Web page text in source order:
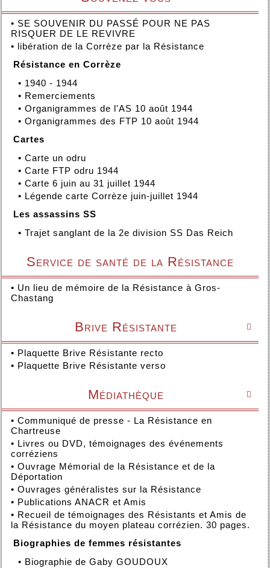
• SE SOUVENIR DU PASSÉ POUR NE PAS
RISQUER DE LE REVIVRE
• libération de la Corrèze par la Résistance
Résistance en Corrèze
• 1940 - 1944
• Remerciements
• Organigrammes de l'AS 10 août 1944
• Organigrammes des FTP 10 août 1944
Cartes
• Carte un odru
• Carte FTP odru 1944
• Carte 6 juin au 31 juillet 1944
• Légende carte Corrèze juin-juillet 1944
Les assassins SS
• Trajet sanglant de la 2e division SS Das Reich
Service de santé de la Résistance
• Un lieu de mémoire de la Résistance à Gros-
Chastang

Brive Résistante
• Plaquette Brive Résistante recto
• Plaquette Brive Résistante verso

Médiathèque
• Communiqué de presse - La Résistance en
Chartreuse
• Livres ou DVD, témoignages des événements
corréziens
• Ouvrage Mémorial de la Résistance et de la
Déportation
• Ouvrages généralistes sur la Résistance
• Publications ANACR et Amis
• Recueil de témoignages des Résistants et Amis de
la Résistance du moyen plateau corrézien. 30 pages.
Biographies de femmes résistantes
• Biographie de Gaby GOUDOUX